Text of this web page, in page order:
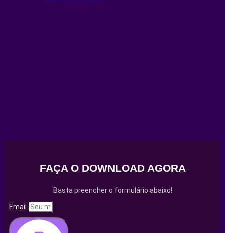
FAÇA O DOWNLOAD AGORA
Basta preencher o formulário abaixo!
Email